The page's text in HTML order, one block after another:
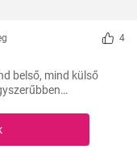
4
belső, mind külső
csak